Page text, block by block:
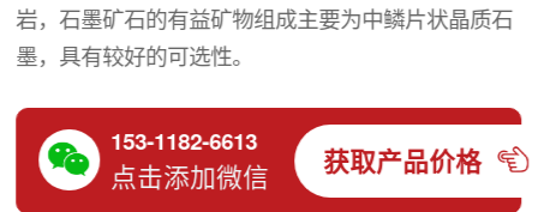
岩，石墨矿石的有益矿物组成主要为中鳞片状晶质石
墨，具有较好的可选性。
153-1182-6613
点击添加微信 获取产品价格